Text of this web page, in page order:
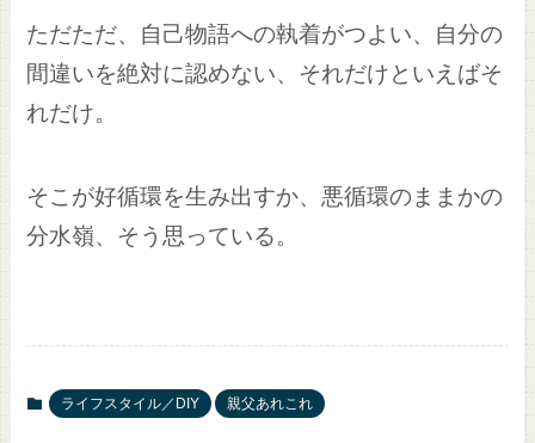
ただただ、自己物語への執着がつよい、自分の
間違いを絶対に認めない、それだけといえばそ
れだけ。
そこが好循環を生み出すか、悪循環のままかの
分水嶺、そう思っている。
ライフスタイル／DIY 親父あれこれ